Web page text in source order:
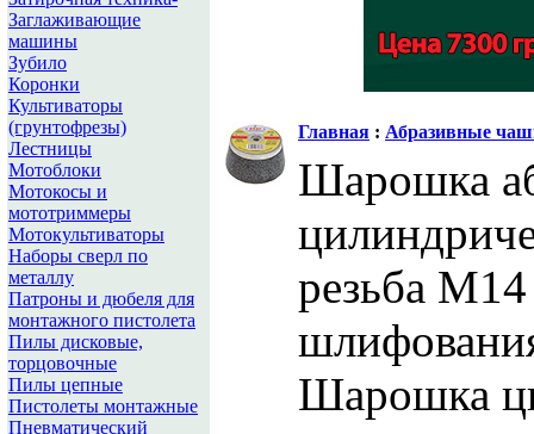
Заглаживающие
машины
Зубило
Коронки
Культиваторы
(грунтофрезы)
Лестницы
Мотоблоки
Мотокосы и
мототриммеры
Мотокультиваторы
Наборы сверл по
металлу
Патроны и дюбеля для
монтажного пистолета
Пилы дисковые,
торцовочные
Пилы цепные
Пистолеты монтажные
Пневматический
Главная : Абразивные
Шарошка
резьба М14
Шарошка